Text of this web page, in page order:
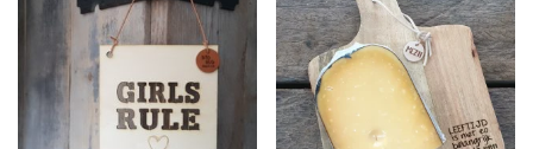
meerdere
variaties.
Deze
optie
kan